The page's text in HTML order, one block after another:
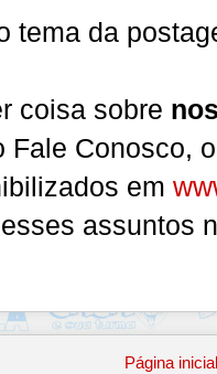
tema da
coisa sobre
Fale Conosco,
em
assuntos
Página inicial